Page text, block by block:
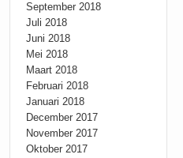
September 2018
Juli 2018
Juni 2018
Mei 2018
Maart 2018
Februari 2018
Januari 2018
December 2017
November 2017
Oktober 2017